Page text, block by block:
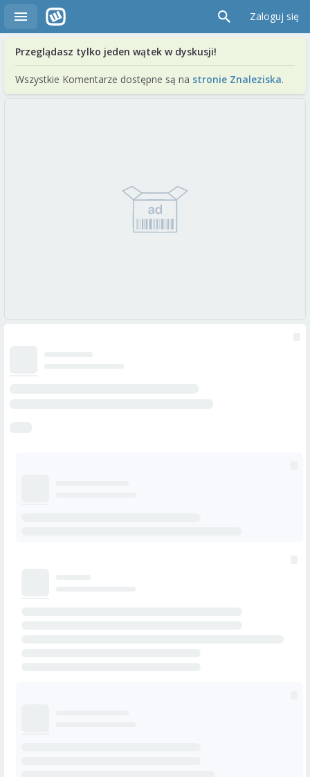
Zaloguj się
Przeglądasz tylko jeden wątek w dyskusji!
Wszystkie Komentarze dostępne są na stronie Znaleziska.